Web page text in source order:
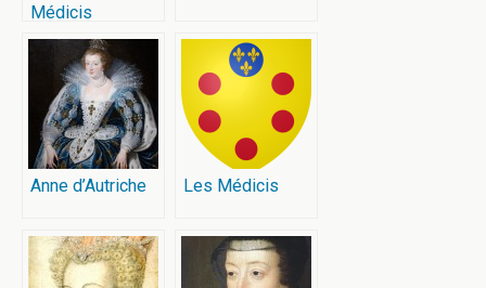
Médicis
Anne d’Autriche Les Médicis